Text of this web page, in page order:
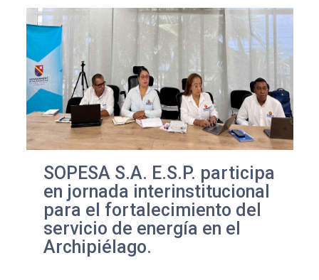
SOPESA S.A. E.S.P. participa
en jornada interinstitucional
para el fortalecimiento del
servicio de energía en el
Archipiélago.